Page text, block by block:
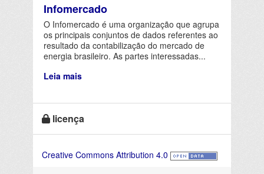
Infomercado
O Infomercado é uma organização que agrupa
os principais conjuntos de dados referentes ao
resultado da contabilização do mercado de
energia brasileiro. As partes interessadas...
Leia mais
licença
Creative Commons Attribution 4.0